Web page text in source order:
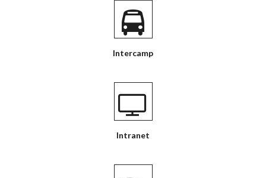
Intercamp
Intranet